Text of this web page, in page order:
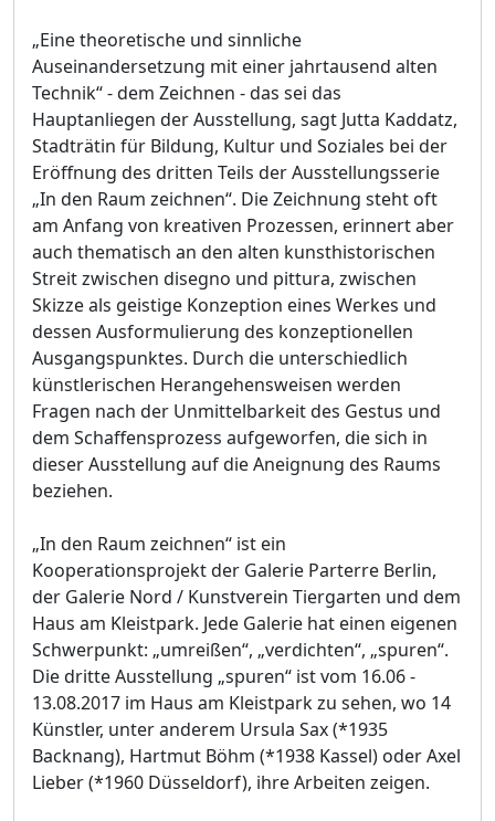
„Eine theoretische und sinnliche
Auseinandersetzung mit einer jahrtausend alten
Technik“ - dem Zeichnen - das sei das
Hauptanliegen der Ausstellung, sagt Jutta Kaddatz,
Stadträtin für Bildung, Kultur und Soziales bei der
Eröffnung des dritten Teils der Ausstellungsserie
„In den Raum zeichnen“. Die Zeichnung steht oft
am Anfang von kreativen Prozessen, erinnert aber
auch thematisch an den alten kunsthistorischen
Streit zwischen disegno und pittura, zwischen
Skizze als geistige Konzeption eines Werkes und
dessen Ausformulierung des konzeptionellen
Ausgangspunktes. Durch die unterschiedlich
künstlerischen Herangehensweisen werden
Fragen nach der Unmittelbarkeit des Gestus und
dem Schaffensprozess aufgeworfen, die sich in
dieser Ausstellung auf die Aneignung des Raums
beziehen.
„In den Raum zeichnen“ ist ein
Kooperationsprojekt der Galerie Parterre Berlin,
der Galerie Nord / Kunstverein Tiergarten und dem
Haus am Kleistpark. Jede Galerie hat einen eigenen
Schwerpunkt: „umreißen“, „verdichten“, „spuren“.
Die dritte Ausstellung „spuren“ ist vom 16.06 -
13.08.2017 im Haus am Kleistpark zu sehen, wo 14
Künstler, unter anderem Ursula Sax (*1935
Backnang), Hartmut Böhm (*1938 Kassel) oder Axel
Lieber (*1960 Düsseldorf), ihre Arbeiten zeigen.